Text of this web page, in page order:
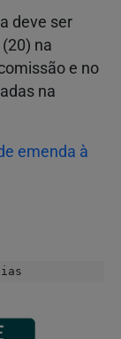
deve ser
na
e no
na
emenda à